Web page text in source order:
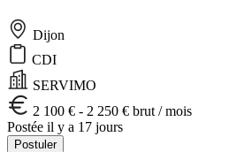
Dijon
CDI
SERVIMO
2 100 € - 2 250 € brut / mois
Postée il y a 17 jours
Postuler